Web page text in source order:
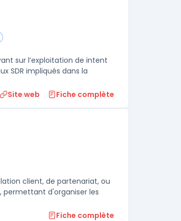
sur l’exploitation de intent
SDR impliqués dans la
Site web Fiche complète
client, de partenariat, ou
permettant d'organiser les
Fiche complète